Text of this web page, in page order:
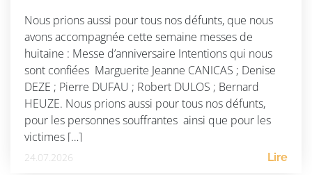
Nous prions aussi pour tous nos défunts, que nous
avons accompagnée cette semaine messes de
huitaine : Messe d’anniversaire Intentions qui nous
sont confiées Marguerite Jeanne CANICAS ; Denise
DEZE ; Pierre DUFAU ; Robert DULOS ; Bernard
HEUZE. Nous prions aussi pour tous nos défunts,
pour les personnes souffrantes ainsi que pour les
victimes […]
24.07.2026 Lire